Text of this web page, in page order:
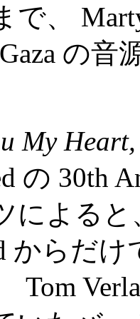
で、
Gaza の
My
の 30th
による
からだ
Tom